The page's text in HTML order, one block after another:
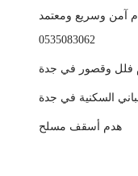
آمن وسريع ومعتمد
0535083062
فلل وقصور في جدة
السكنية في جدة
هدم أسقف مسلح